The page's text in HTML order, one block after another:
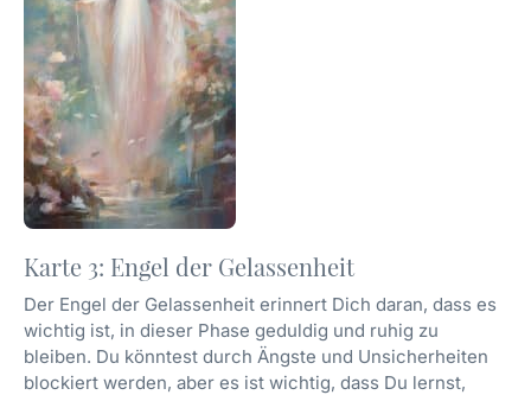
Karte 3: Engel der Gelassenheit
Der Engel der Gelassenheit erinnert Dich daran, dass es
wichtig ist, in dieser Phase geduldig und ruhig zu
bleiben. Du könntest durch Ängste und Unsicherheiten
blockiert werden, aber es ist wichtig, dass Du lernst,